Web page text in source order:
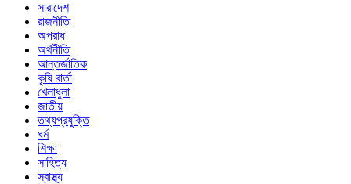
সারাদেশ
রাজনীতি
অপরাধ
অর্থনীতি
আন্তর্জাতিক
কৃষি বার্তা
খেলাধুলা
জাতীয়
তথ্যপ্রযুক্তি
ধর্ম
শিক্ষা
সাহিত্য
স্বাস্থ্য